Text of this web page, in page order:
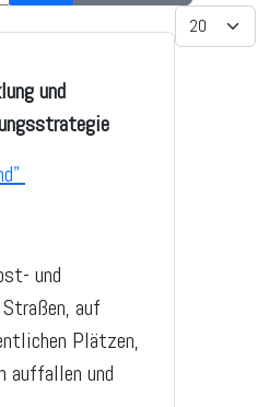
Anzeige #
und
und
auf
Plätzen,
auffallen und